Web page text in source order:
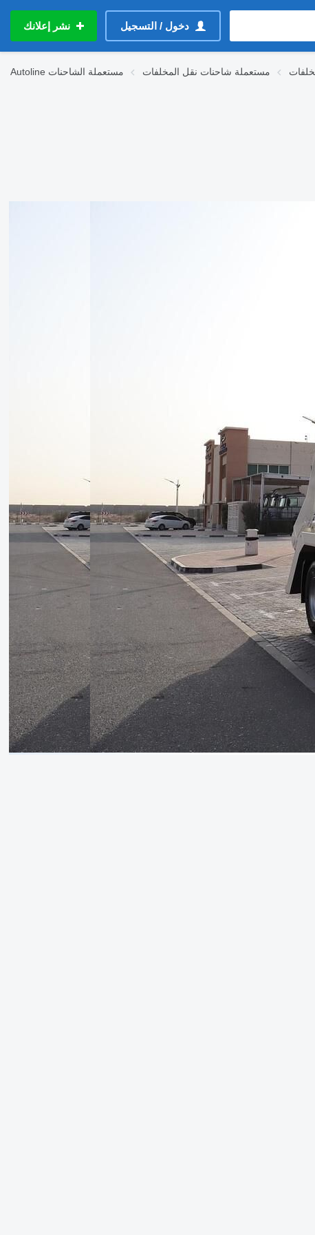
دخول / التسجيل نشر إعلانك
Autoline مستعملة الشاحنات مستعملة شاحنات نقل المخلفات